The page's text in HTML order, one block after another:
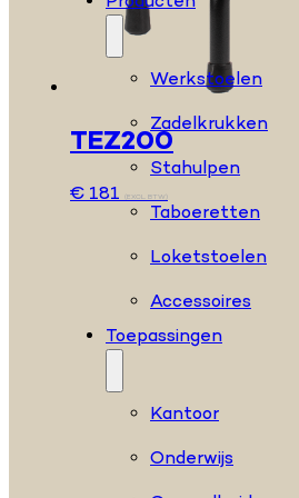
Werkstoelen
Zadelkrukken
Stahulpen
Taboeretten
Loketstoelen
Accessoires
Toepassingen
Kantoor
Onderwijs
TEZ200
€181 (EXCL. BTW)